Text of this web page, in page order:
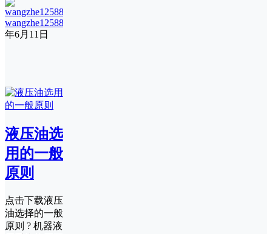
wangzhe12588
年6月11日
液压油选
用的一般
原则
点击下载液压
油选择的一般
原则 ? 机器液